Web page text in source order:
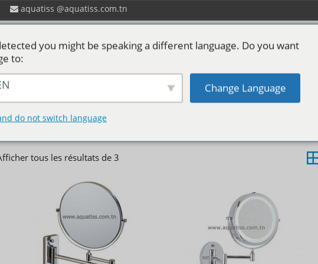
aquatiss aquatiss.com.tn
Services Promotion
Grossissants
tous les résultats de 3
you might be speaking a different language. Do you want
to:
Change Language
do not switch language